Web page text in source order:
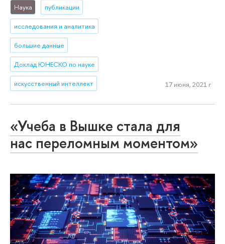
Наука публикации
исследования и аналитика
большие данные
Доклад ЮНЕСКО по науке
искусственный интеллект 17 июня, 2021 г.
«Учеба в Вышке стала для
нас переломным моментом»